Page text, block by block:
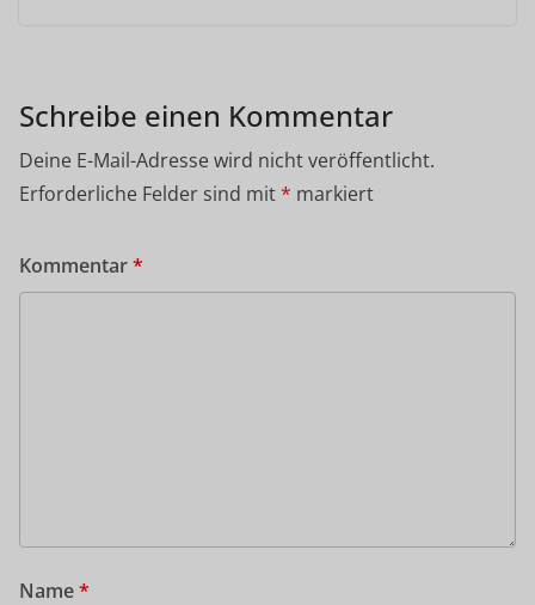
Schreibe einen Kommentar
Deine E-Mail-Adresse wird nicht veröffentlicht.
Erforderliche Felder sind mit* markiert
Kommentar*
Name*